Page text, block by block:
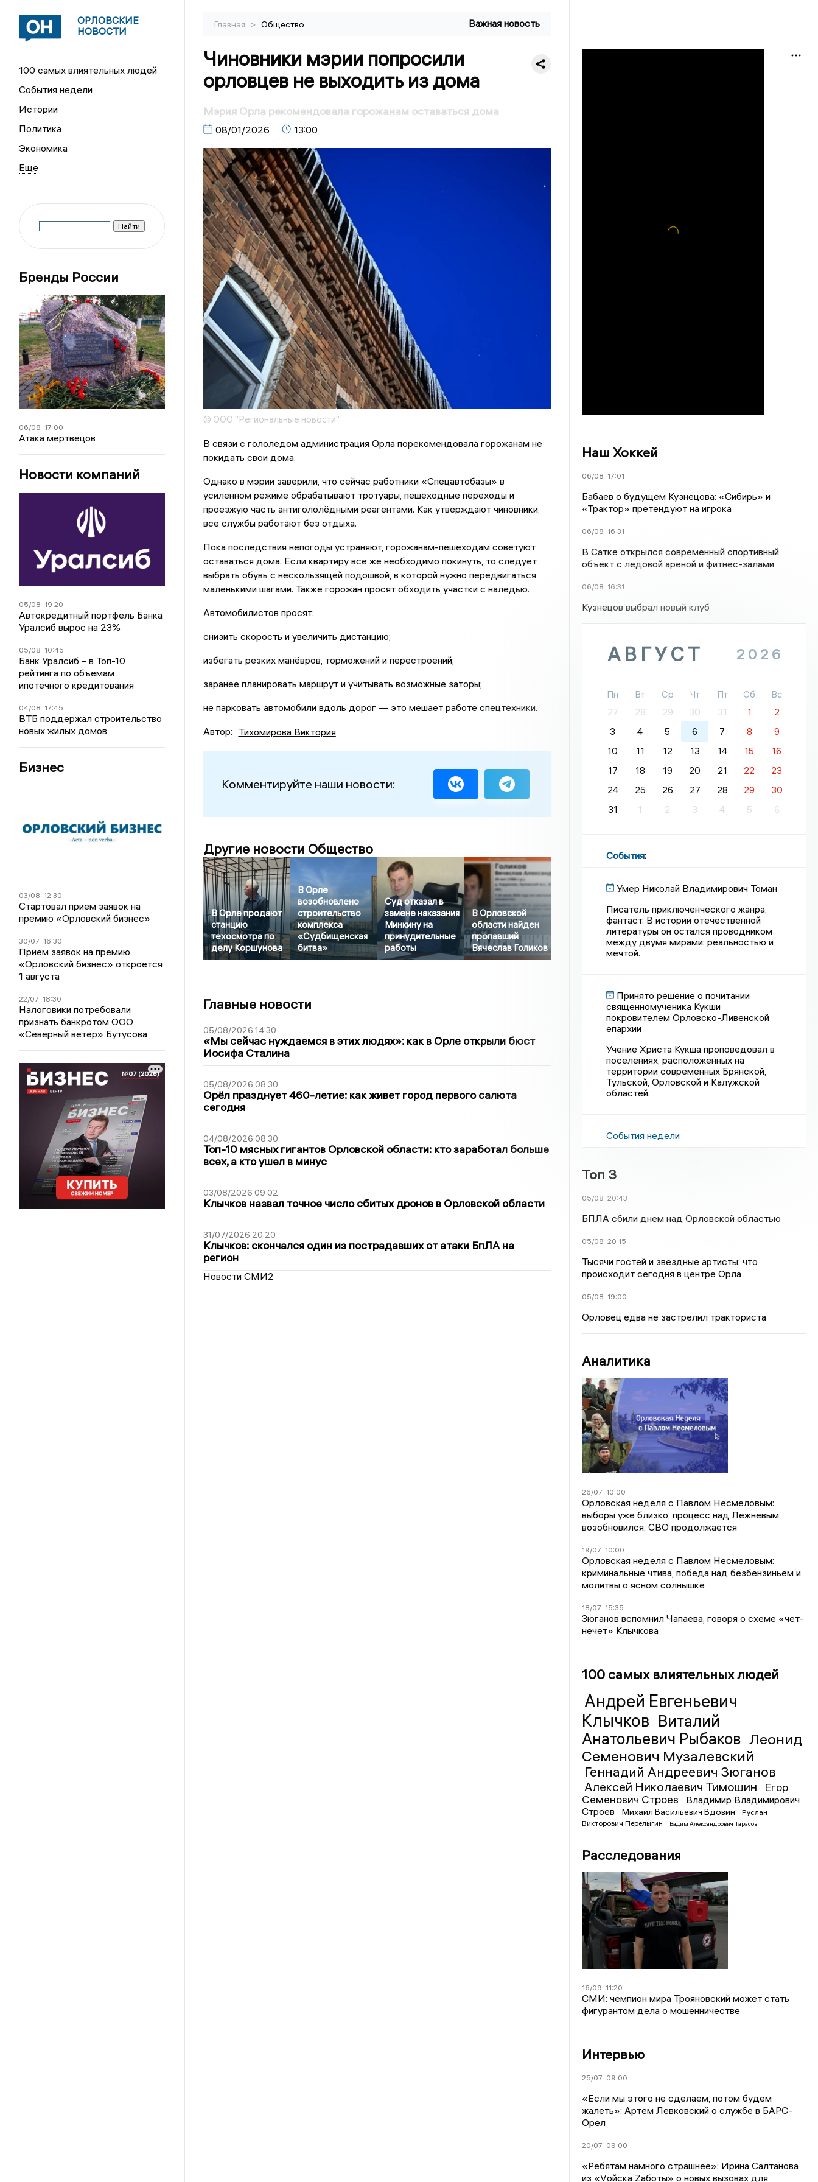
ОРЛОВСКИЕ
НОВОСТИ
100 самых влиятельных людей
События недели
Истории
Политика
Экономика
Бренды России
06/08 17:00
Атака мертвецов
Новости компаний
05/08 19:20
Автокредитный портфель Банка
Уралсиб вырос на 23%
05/08 10:45
Банк Уралсиб – в Топ-10
рейтинга по объемам
ипотечного кредитования
04/08 17:45
ВТБ поддержал строительство
новых жилых домов
Бизнес
03/08 12:30
Стартовал прием заявок на
премию «Орловский бизнес»
30/07 16:30
Прием заявок на премию
«Орловский бизнес» откроется
1 августа
22/07 18:30
Налоговики потребовали
признать банкротом ООО
«Северный ветер» Бутусова
Главная > Общество Важная новость
Чиновники мэрии попросили
орловцев не выходить из дома
Мэрия Орла рекомендовала горожанам оставаться дома
08/01/2026 13:00
© ООО "Региональные новости"
В связи с гололедом администрация Орла порекомендовала горожанам не
покидать свои дома.
Однако в мэрии заверили, что сейчас работники «Спецавтобазы» в
усиленном режиме обрабатывают тротуары, пешеходные переходы и
проезжую часть антигололёдными реагентами. Как утверждают чиновники,
все службы работают без отдыха.
Пока последствия непогоды устраняют, горожанам-пешеходам советуют
оставаться дома. Если квартиру все же необходимо покинуть, то следует
выбрать обувь с нескользящей подошвой, в которой нужно передвигаться
маленькими шагами. Также горожан просят обходить участки с наледью.
Автомобилистов просят:
снизить скорость и увеличить дистанцию;
избегать резких манёвров, торможений и перестроений;
заранее планировать маршрут и учитывать возможные заторы;
не парковать автомобили вдоль дорог — это мешает работе спецтехники.
Автор: Тихомирова Виктория
Комментируйте наши новости:
Другие новости Общество
В Орле продают
станцию
техосмотра по
делу Коршунова
В Орле
возобновлено
строительство
комплекса
«Судбищенская
битва»
Суд отказал в
замене наказания
Минкину на
принудительные
работы
В Орловской
области найден
пропавший
Вячеслав Голиков
Главные новости
05/08/2026 14:30
«Мы сейчас нуждаемся в этих людях»: как в Орле открыли бюст
Иосифа Сталина
05/08/2026 08:30
Орёл празднует 460-летие: как живет город первого салюта
сегодня
04/08/2026 08:30
Топ-10 мясных гигантов Орловской области: кто заработал больше
всех, а кто ушел в минус
03/08/2026 09:02
Клычков назвал точное число сбитых дронов в Орловской области
31/07/2026 20:20
Клычков: скончался один из пострадавших от атаки БпЛА на
регион
Новости СМИ2
Наш Хоккей
06/08 17:01
Бабаев о будущем Кузнецова: «Сибирь» и
«Трактор» претендуют на игрока
06/08 16:31
В Сатке открылся современный спортивный
объект с ледовой ареной и фитнес-залами
06/08 16:31
Кузнецов выбрал новый клуб
АВГУСТ 2026
Пн Вт Ср Чт Пт Сб
Вс
27
28 29 30 31 1
2
3
4 5 6 7 8
9
10
11 12 13 14 15
16
17
18 19 20 21 22
23
24
25 26 27 28 29
30
31
1 2 3 4 5 6
События:
Умер Николай Владимирович Томан
Писатель приключенческого жанра,
фантаст. В истории отечественной
литературы он остался проводником
между двумя мирами: реальностью и
мечтой.
Принято решение о почитании
священномученика Кукши
покровителем Орловско-Ливенской
епархии
Учение Христа Кукша проповедовал в
поселениях, расположенных на
территории современных Брянской,
Тульской, Орловской и Калужской
областей.
События недели
Топ 3
05/08 20:43
БПЛА сбили днем над Орловской областью
05/08 20:15
Тысячи гостей и звездные артисты: что
происходит сегодня в центре Орла
05/08 19:00
Орловец едва не застрелил тракториста
Аналитика
26/07 10:00
Орловская неделя с Павлом Несмеловым:
выборы уже близко, процесс над Лежневым
возобновился, СВО продолжается
19/07 10:00
Орловская неделя с Павлом Несмеловым:
криминальные чтива, победа над безбензиньем и
молитвы о ясном солнышке
18/07 15:35
Зюганов вспомнил Чапаева, говоря о схеме «чет-
нечет» Клычкова
100 самых влиятельных людей
Андрей Евгеньевич
Клычков Виталий
Анатольевич Рыбаков Леонид
Семенович Музалевский
Геннадий Андреевич Зюганов
Алексей Николаевич Тимошин
Егор
Семенович Строев
Владимир Владимирович
Строев
Михаил Васильевич Вдовин
Руслан
Викторович Перелыгин
Вадим Александрович Тарасов
Расследования
16/09 11:20
СМИ: чемпион мира Трояновский может стать
фигурантом дела о мошенничестве
Интервью
25/07 09:00
«Если мы этого не сделаем, потом будем
жалеть»: Артем Левковский о службе в БАРС-
Орел
20/07 09:00
«Ребятам намного страшнее»: Ирина Салтанова
из «Vойска Zаботы» о новых вызовах для